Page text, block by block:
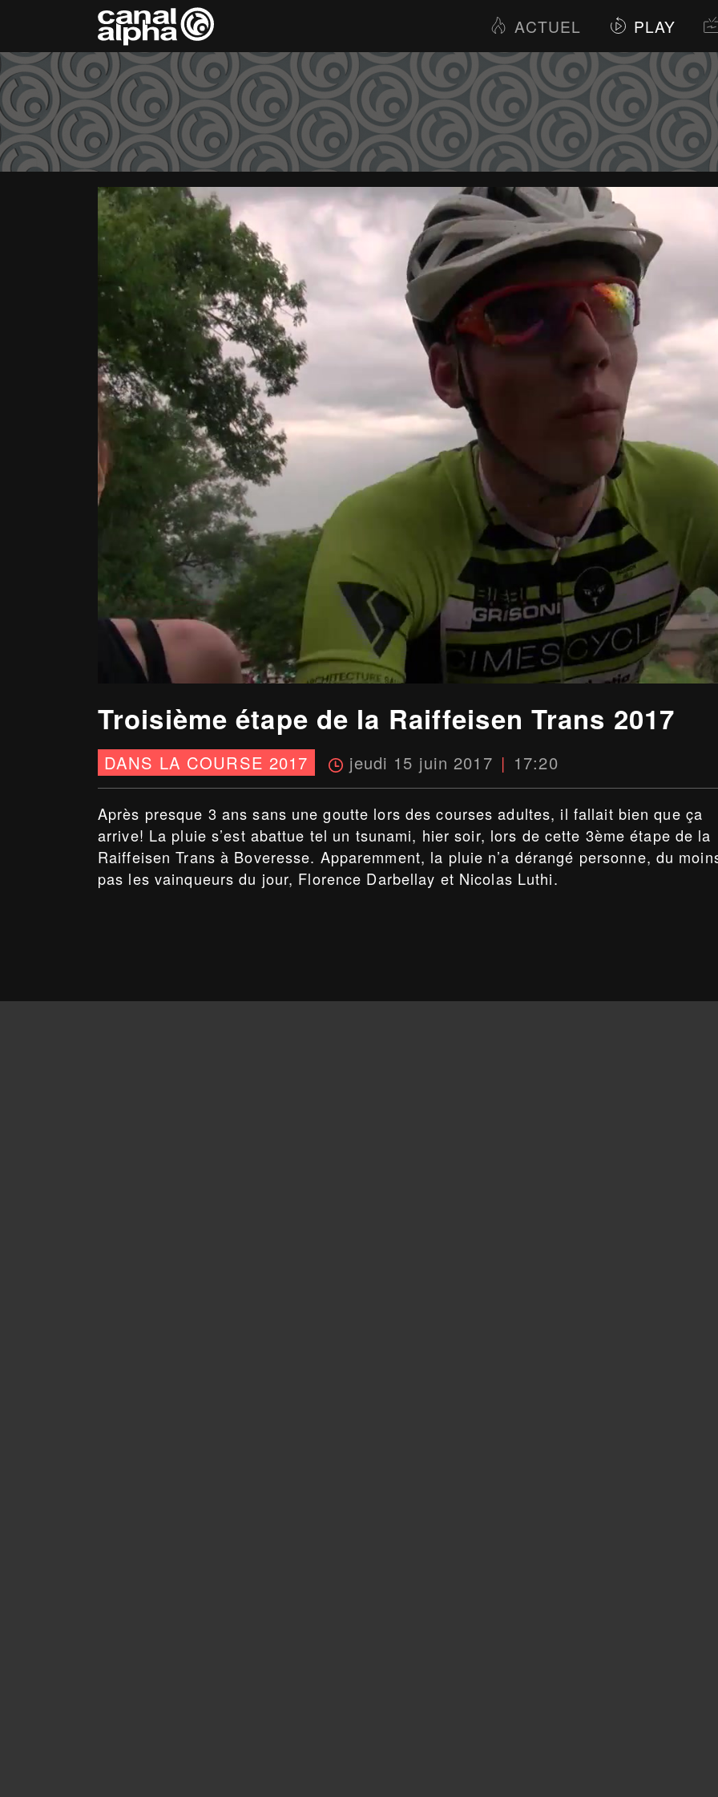
ACTUEL PLAY
Troisième étape de la Raiffeisen Trans 2017
DANS LA COURSE 2017 jeudi 15 juin 2017 17:20
Après presque 3 ans sans une goutte lors des courses adultes, il fallait bien que ça
arrive! La pluie s’est abattue tel un tsunami, hier soir, lors de cette 3ème étape de la
Raiffeisen Trans à Boveresse. Apparemment, la pluie n’a dérangé personne, du
pas les vainqueurs du jour, Florence Darbellay et Nicolas Luthi.